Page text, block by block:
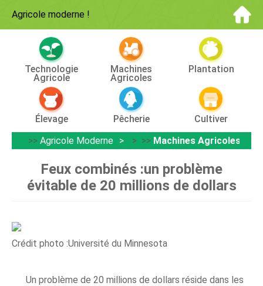
Agricole moderne !
Technologie
Agricole
Machines
Agricoles
Plantation
Élevage Pêcherie
Cultiver
>> Agricole Moderne > >> Machines Agricoles
Feux combinés :un problème
évitable de 20 millions de dollars
Crédit photo :Université du Minnesota
Un problème de 20 millions de dollars réside dans les